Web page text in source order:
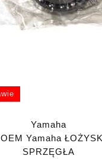
Yamaha
Yamaha
SPRZĘGŁA